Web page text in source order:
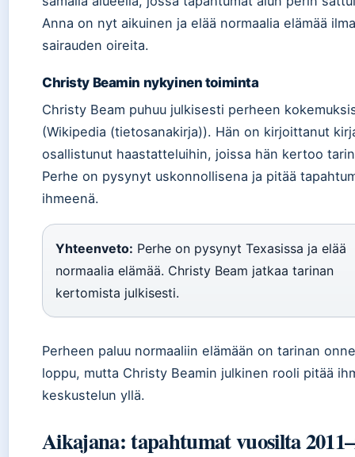
Anna on nyt aikuinen ja elää normaalia elämää
sairauden oireita.
Christy Beamin nykyinen toiminta
Christy Beam puhuu julkisesti perheen
(Wikipedia (tietosanakirja)). Hän on kirjoittanut
osallistunut haastatteluihin, joissa hän kertoo
Perhe on pysynyt uskonnollisena ja pitää
ihmeenä.
Yhteenveto: Perhe on pysynyt Texasissa ja elää
normaalia elämää. Christy Beam jatkaa tarinan
kertomista julkisesti.
Perheen paluu normaaliin elämään on tarinan
loppu, mutta Christy Beamin julkinen rooli pitää
keskustelun yllä.
Aikajana: tapahtumat vuosilta